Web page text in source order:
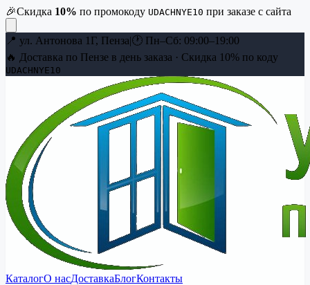
🎉Скидка 10% по промокоду UDACHNYE10 при заказе с сайта
📍 ул. Антонова 1Г, Пенза|🕐 Пн–Сб: 09:00–19:00
🔥 Доставка по Пензе в день заказа · Скидка 10% по коду
UDACHNYE10
КаталогО насДоставкаБлогКонтакты